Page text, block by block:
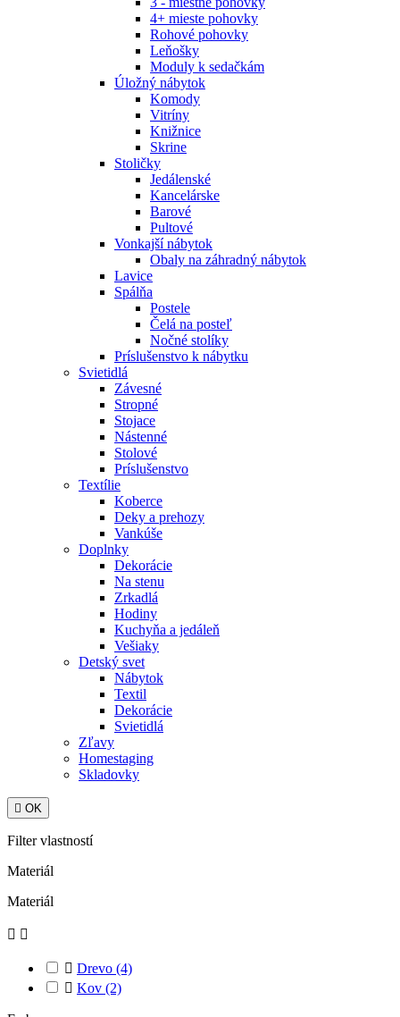
4+ mieste pohovky
Rohové pohovky
Leňošky
Moduly k sedačkám
Úložný nábytok
Komody
Vitríny
Knižnice
Skrine
Stoličky
Jedálenské
Kancelárske
Barové
Pultové
Vonkajší nábytok
Obaly na záhradný nábytok
Lavice
Spálňa
Postele
Čelá na posteľ
Nočné stolíky
Príslušenstvo k nábytku
Svietidlá
Závesné
Stropné
Stojace
Nástenné
Stolové
Príslušenstvo
Textílie
Koberce
Deky a prehozy
Vankúše
Doplnky
Dekorácie
Na stenu
Zrkadlá
Hodiny
Kuchyňa a jedáleň
Vešiaky
Detský svet
Nábytok
Textil
Dekorácie
Svietidlá
Zľavy
Homestaging
Skladovky
 OK
Filter vlastností
Materiál
Materiál
 
 Drevo (4)
 Kov (2)